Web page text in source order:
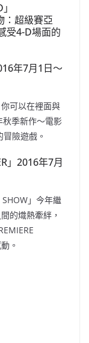
：超級賽亞
受4-D場面的
年7月1日～
可以在裡面與
秋季新作～電影
險遊戲。
」2016年7月
」今年繼
的熾熱牽絆，
。